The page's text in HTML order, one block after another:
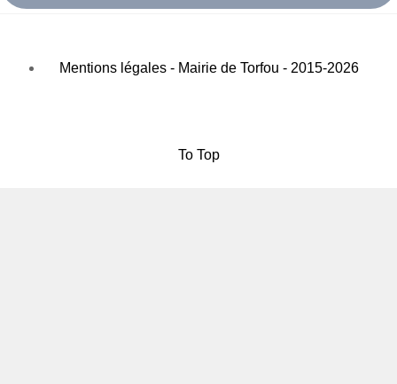
Mentions légales - Mairie de Torfou - 2015-2026
To Top